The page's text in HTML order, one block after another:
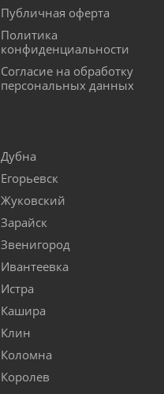
Публичная оферта
Политика
конфиденциальности
Согласие на обработку
персональных данных
Дубна
Егорьевск
Жуковский
Зарайск
Звенигород
Ивантеевка
Истра
Кашира
Клин
Коломна
Королев